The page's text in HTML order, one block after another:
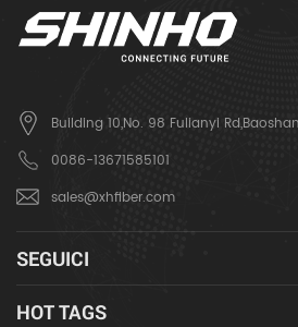
Building 10,No. 98 Fulianyi
0086-13671585101
sales@xhfiber.com
SEGUICI
HOT TAGS